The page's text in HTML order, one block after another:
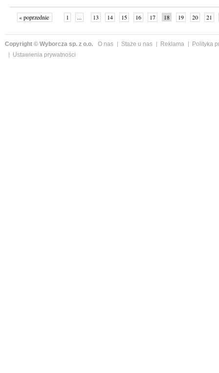
« poprzednie 1 ... 13 14 15 16 17 18 19 20
21
Copyright © Wyborcza sp. z o.o. O nas Staże u nas Reklama
Polityka
Ustawienia prywatności